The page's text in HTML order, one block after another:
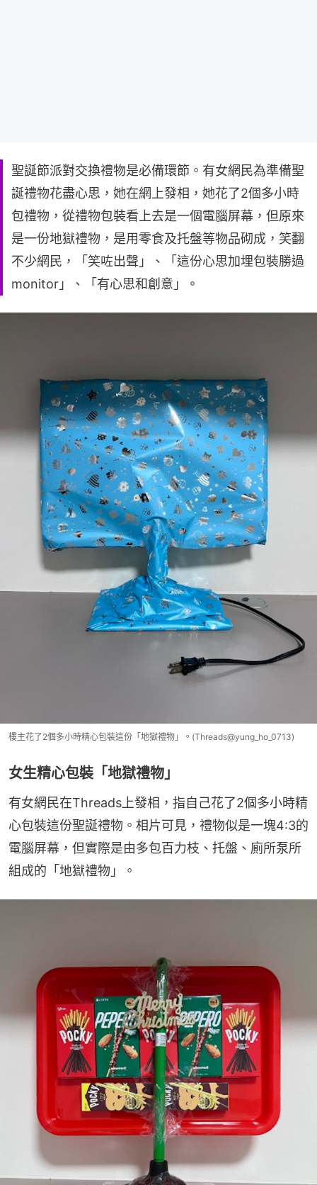
聖誕節派對交換禮物是必備環節。有女網民為準備聖
誕禮物花盡心思，她在網上發相，她花了2個多小時
包禮物，從禮物包裝看上去是一個電腦屏幕，但原來
是一份地獄禮物，是用零食及托盤等物品砌成，笑翻
不少網民，「笑咗出聲」、「這份心思加埋包裝勝過
monitor」、「有心思和創意」。
樓主花了2個多小時精心包裝這份「地獄禮物」。(Threads@yung_ho_0713)
女生精心包裝「地獄禮物」
有女網民在Threads上發相，指自己花了2個多小時精
心包裝這份聖誕禮物。相片可見，禮物似是一塊4:3的
電腦屏幕，但實際是由多包百力枝、托盤、廁所泵所
組成的「地獄禮物」。